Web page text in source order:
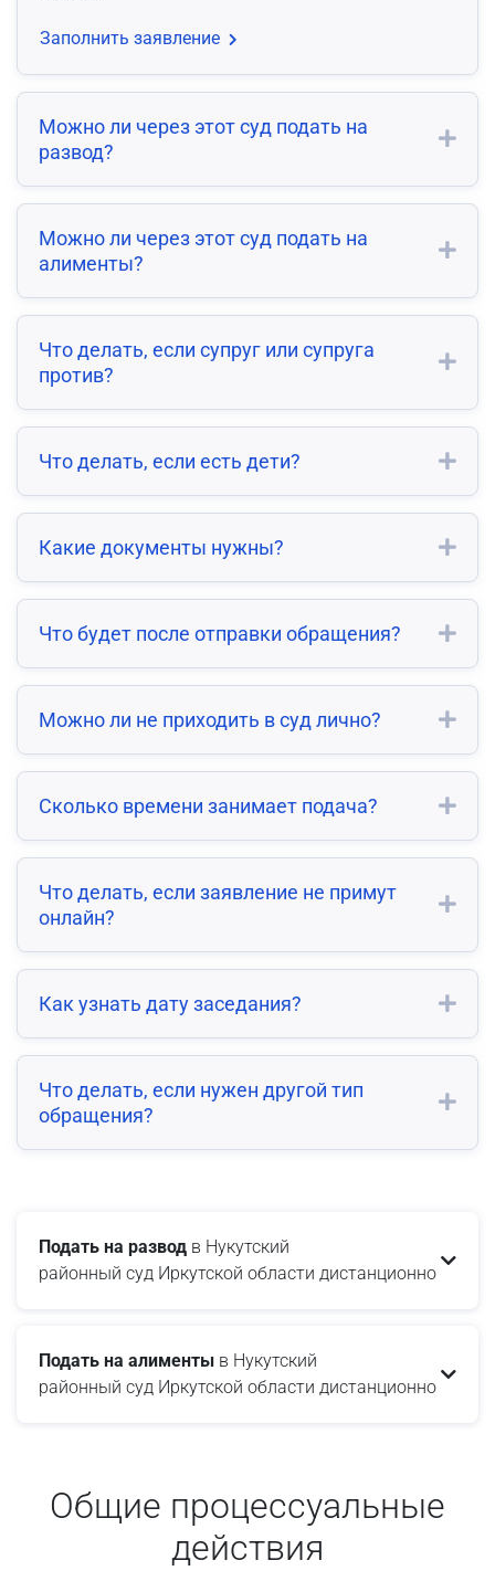
Заполнить заявление
Можно ли через этот суд подать на
развод?
Можно ли через этот суд подать на
алименты?
Что делать, если супруг или супруга
против?
Что делать, если есть дети?
Какие документы нужны?
Что будет после отправки обращения?
Можно ли не приходить в суд лично?
Сколько времени занимает подача?
Что делать, если заявление не примут
онлайн?
Как узнать дату заседания?
Что делать, если нужен другой тип
обращения?
Подать на развод в Нукутский
районный суд Иркутской области дистанционно
Подать на алименты в Нукутский
районный суд Иркутской области дистанционно
Общие процессуальные
действия